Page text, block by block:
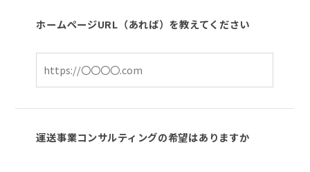
ホームページURL（あれば）を教えてください
運送事業コンサルティングの希望はありますか